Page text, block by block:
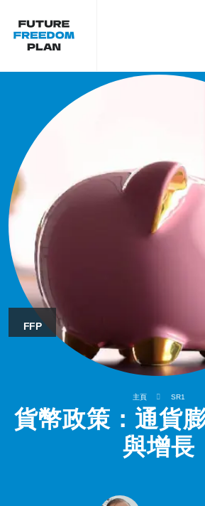
FFP
主頁 SR1
貨幣政策：通貨
與增長